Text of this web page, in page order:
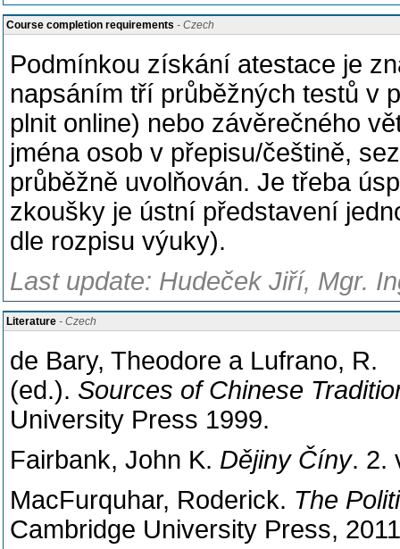
Course completion requirements - Czech
Podmínkou získání atestace je
napsáním tří průběžných testů v
plnit online) nebo závěrečného
jména osob v přepisu/češtině,
průběžně uvolňován. Je třeba
zkoušky je ústní představení
dle rozpisu výuky).
Last update: Hudeček Jiří, Mgr.
Literature - Czech
de Bary, Theodore a Lufrano, R.
(ed.). Sources of Chinese
University Press 1999.
Fairbank, John K. Dějiny Číny. 2.
MacFurquhar, Roderick. The
Cambridge University Press,